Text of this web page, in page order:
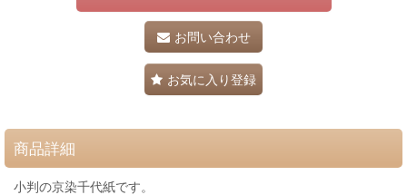
お問い合わせ
お気に入り登録
商品詳細
小判の京染千代紙です。